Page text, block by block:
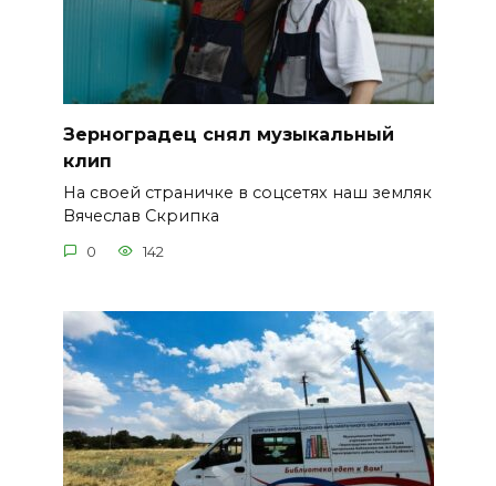
Зерноградец снял музыкальный
клип
На своей страничке в соцсетях наш земляк
Вячеслав Скрипка
0 142